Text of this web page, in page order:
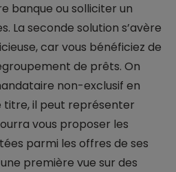
banque ou solliciter un
La seconde solution s’avère
car vous bénéficiez de
de prêts. On
non-exclusif en
titre, il peut représenter
vous proposer les
parmi les offres de ses
première vue sur des